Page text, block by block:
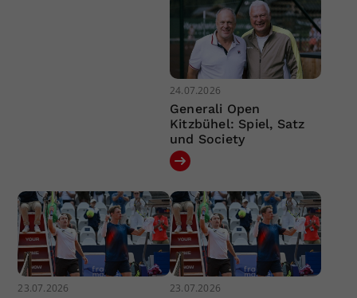
24.07.2026
Generali Open
Kitzbühel: Spiel, Satz
und Society
23.07.2026 23.07.2026